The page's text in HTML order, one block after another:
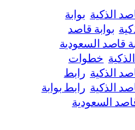
الذكية بوابة
بوابة قاصد
قاصد السعودية
خطوات
الذكية رابط
الذكية رابط بوابة
السعودية